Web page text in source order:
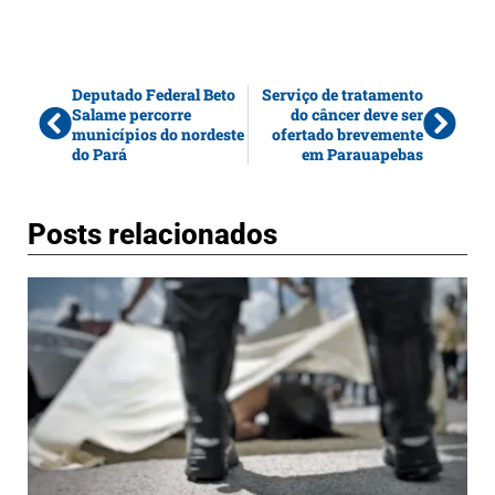
Deputado Federal Beto
Salame percorre
municípios do nordeste
do Pará
Serviço de tratamento
do câncer deve ser
ofertado brevemente
em Parauapebas
Posts relacionados